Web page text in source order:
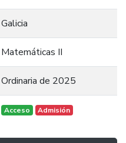
Galicia
Matemáticas II
Ordinaria de 2025
Acceso Admisión